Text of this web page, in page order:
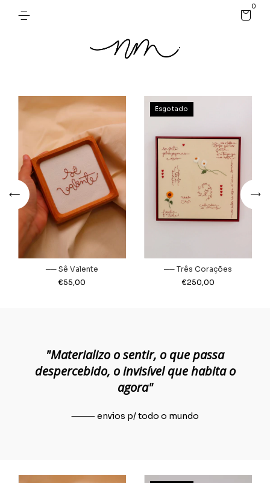
0
── Sê Valente
€55,00
Esgotado
── Três Corações
€250,00
"Materializo o sentir, o que passa
despercebido, o invisível que habita o
agora"
⸻ envios p/ todo o mundo